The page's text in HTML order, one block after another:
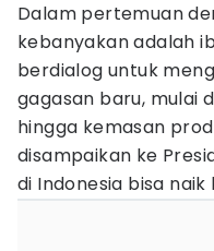
Dalam pertemuan
kebanyakan adalah
berdialog untuk
gagasan baru, mulai
hingga kemasan
disampaikan ke
di Indonesia bisa naik